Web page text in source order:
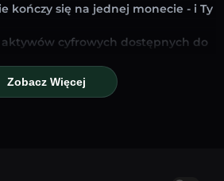
kończy się na jednej monecie - i Ty
cyfrowych dostępnych do
stablecoinów, obiecujących
trendujących tokenów – znajdziesz
Zobacz Więcej